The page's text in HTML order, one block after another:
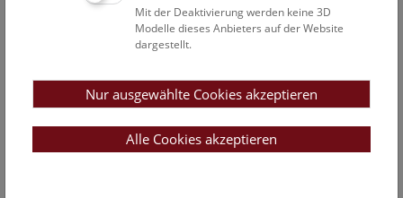
Für die Medizin der Antike und des Mittelalters sowie später
für die Volksmedizin war Salz von großer Bedeutung. Seit
dem frühen 16. Jahrhundert werden salzhaltige Heilbäder
bis heute innerlich und äußerlich zur Anwendung. Auch im
modernen Krankenhausbetrieb ist es unverzichtbar.
Salz als Konservierungsmittel
Mit der Deaktivierung werden keine 3D
Modelle dieses Anbieters auf der Website
dargestellt.
Nur ausgewählte Cookies akzeptieren
Alle Cookies akzeptieren